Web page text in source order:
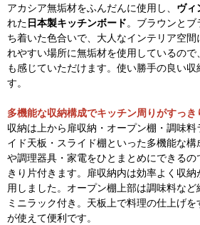
アカシア無垢材をふんだんに使用し、 ヴィ
れた 日本製キッチンボード。ブラウンとブ
ち着いた色合いで、大人なインテリア空
れやすい場所に無垢材を使用しているの
も感じていただけます。使い勝手の良い
す。
多機能な収納構成でキッチン周りがすっき
収納は上から扉収納・オープン棚・調味
イド天板・スライド棚といった多機能な
や調理器具・家電をひとまとめにできるの
きり片付きます。扉収納内は効率よく収
用しました。オープン棚上部は調味料な
ミニラック付き。天板上で料理の仕上げ
が使えて便利です。